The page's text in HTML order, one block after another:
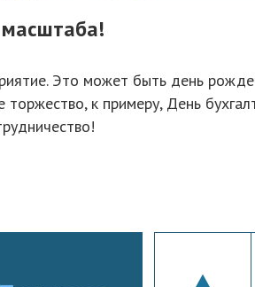
масштаба!
Это может быть день
к примеру, День